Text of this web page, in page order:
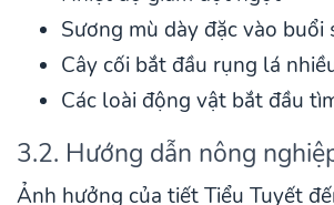
Sương mù dày đặc vào buổi
Cây cối bắt đầu rụng lá
Các loài động vật bắt đầu
3.2. Hướng dẫn nông
Ảnh hưởng của tiết Tiểu Tuyết